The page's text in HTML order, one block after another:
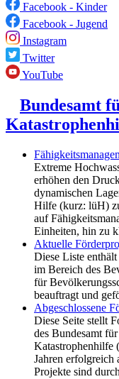
Facebook - Kinder
Facebook - Jugend
Instagram
Twitter
YouTube
Bundesamt
Extreme
erhöhen den
dynamischen
Hilfe (kurz: lüH)
auf
Einheiten, hin zu
Aktuelle
Diese Liste
im Bereich des
für
beauftragt und
Abgeschlos­sene
Diese Seite stellt
des Bundesamt
Katastrophenhilfe
Jahren erfolgreich
Projekte sind